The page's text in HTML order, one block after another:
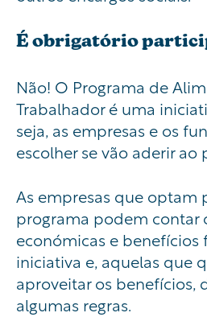
É obrigatório
Não! O Programa de
Trabalhador é uma
seja, as empresas e os
escolher se vão aderir
As empresas que optam
programa podem contar
económicas e benefícios
iniciativa e, aquelas que
aproveitar os benefícios,
algumas regras.